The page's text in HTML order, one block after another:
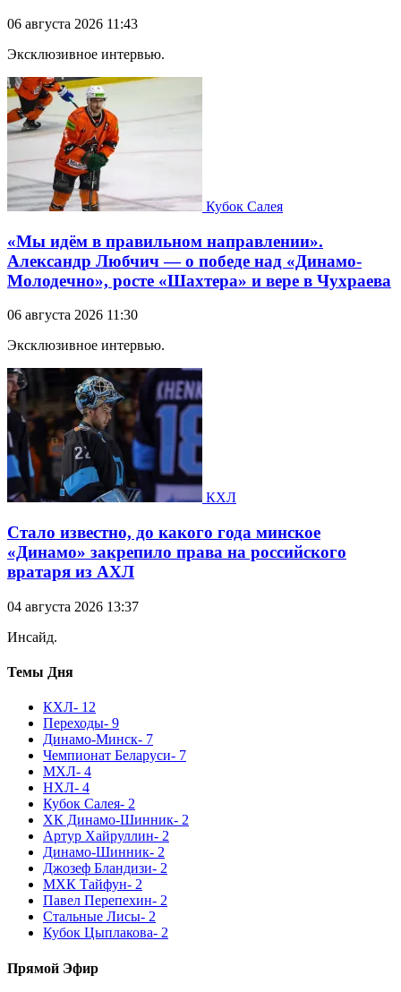
06 августа 2026 11:43
Эксклюзивное интервью.
Кубок Салея
«Мы идём в правильном направлении».
Александр Любчич — о победе над «Динамо-
Молодечно», росте «Шахтера» и вере в Чухраева
06 августа 2026 11:30
Эксклюзивное интервью.
КХЛ
Стало известно, до какого года минское
«Динамо» закрепило права на российского
вратаря из АХЛ
04 августа 2026 13:37
Инсайд.
Темы Дня
КХЛ- 12
Переходы- 9
Динамо-Минск- 7
Чемпионат Беларуси- 7
МХЛ- 4
НХЛ- 4
Кубок Салея- 2
ХК Динамо-Шинник- 2
Артур Хайруллин- 2
Динамо-Шинник- 2
Джозеф Бландизи- 2
МХК Тайфун- 2
Павел Перепехин- 2
Стальные Лисы- 2
Кубок Цыплакова- 2
Прямой Эфир